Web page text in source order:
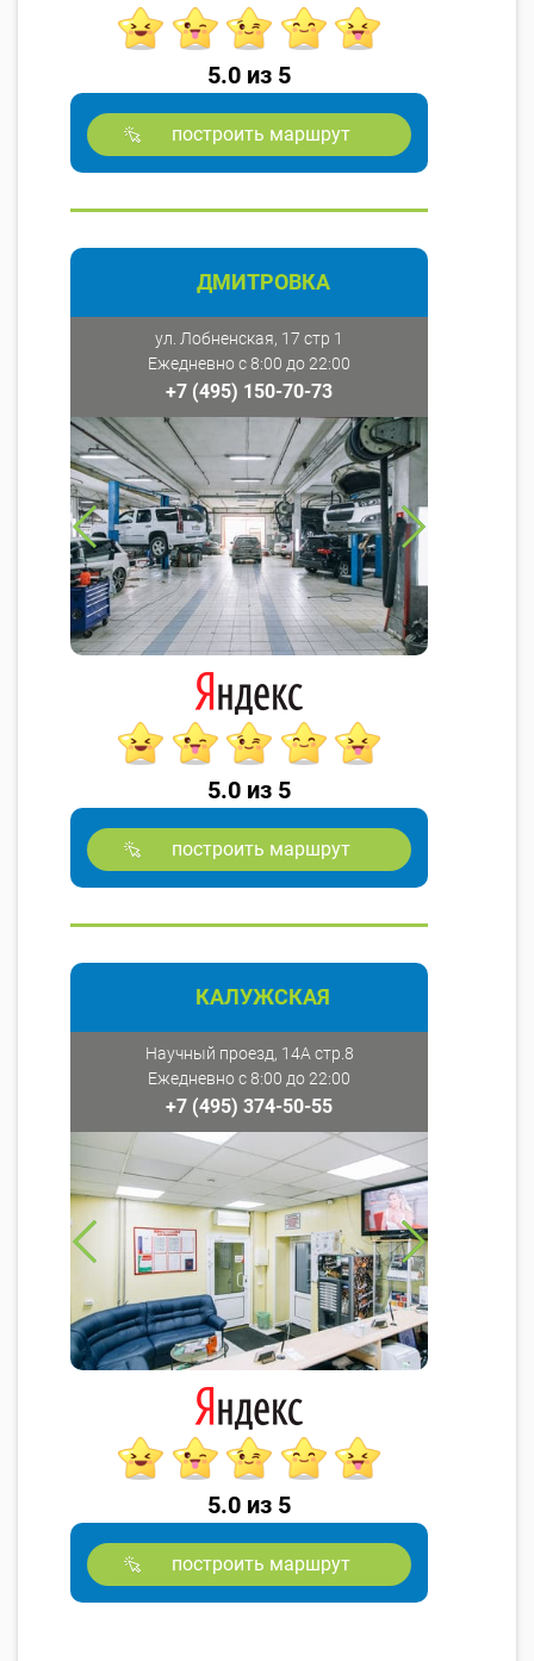
5.0 из 5
построить маршрут
ДМИТРОВКА
ул. Лобненская, 17 стр 1
Ежедневно с 8:00 до 22:00
+7 (495) 150-70-73
5.0 из 5
построить маршрут
КАЛУЖСКАЯ
Научный проезд, 14А стр.8
Ежедневно с 8:00 до 22:00
+7 (495) 374-50-55
5.0 из 5
построить маршрут